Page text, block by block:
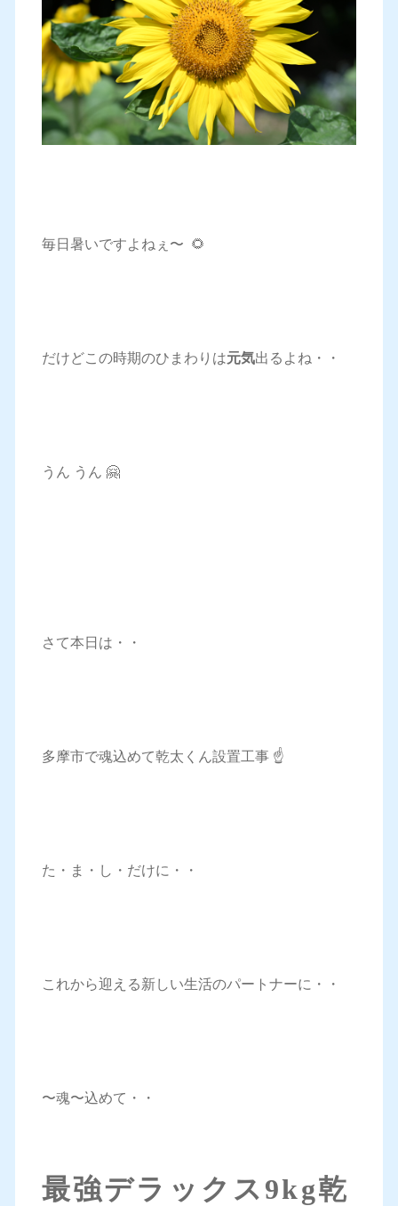
毎日暑いですよねぇ〜 🌻
だけどこの時期のひまわりは元気出るよね・・
うん うん 🤗
さて本日は・・
多摩市で魂込めて乾太くん設置工事 ☝️
た・ま・し・だけに・・
これから迎える新しい生活のパートナーに・・
〜魂〜込めて・・
最強デラックス9kg乾